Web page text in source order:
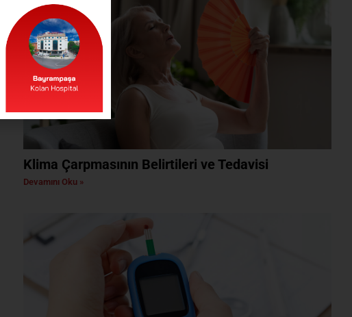
Klima Çarpmasının Belirtileri ve Tedavisi
Devamını Oku »